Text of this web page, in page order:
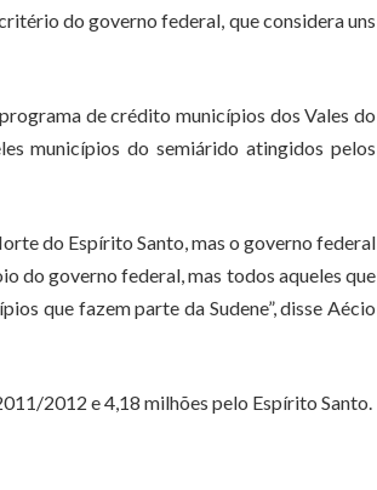
do governo federal, que considera uns
de crédito municípios dos Vales do
municípios do semiárido atingidos pelos
do Espírito Santo, mas o governo federal
do governo federal, mas todos aqueles que
que fazem parte da Sudene”, disse Aécio
2012 e 4,18 milhões pelo Espírito Santo.